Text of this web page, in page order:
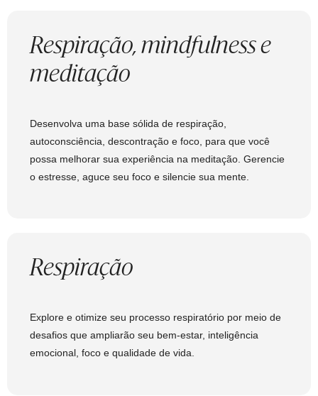
Respiração, mindfulness e
meditação
Desenvolva uma base sólida de respiração,
autoconsciência, descontração e foco, para que você
possa melhorar sua experiência na meditação. Gerencie
o estresse, aguce seu foco e silencie sua mente.
Respiração
Explore e otimize seu processo respiratório por meio de
desafios que ampliarão seu bem-estar, inteligência
emocional, foco e qualidade de vida.